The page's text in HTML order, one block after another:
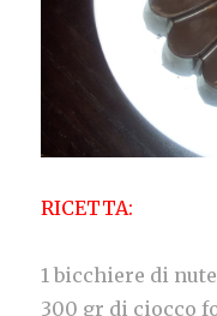
RICETTA:
1 bicchiere di
300 gr di ciocco